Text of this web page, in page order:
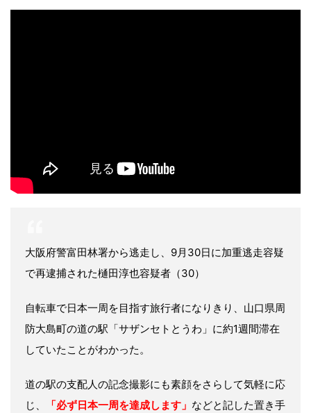
大阪府警富田林署から逃走し、9月30日に加重逃走容疑
で再逮捕された樋田淳也容疑者（30）
自転車で日本一周を目指す旅行者になりきり、山口県周
防大島町の道の駅「サザンセトとうわ」に約1週間滞在
していたことがわかった。
道の駅の支配人の記念撮影にも素顔をさらして気軽に応
じ、
「必ず日本一周を達成します」 などと記した置き手